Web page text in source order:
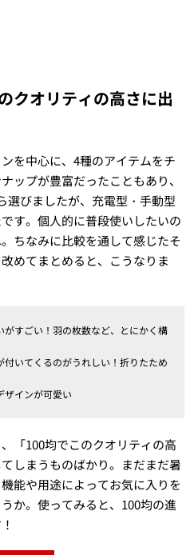
クオリティの高さに出
を中心に、4種のアイテムをチ
ップが豊富だったこともあり、
選びましたが、充電型・手動型
す。個人的に普段使いしたいの
ちなみに比較を通して感じたそ
めてまとめると、こうなりま
すごい！羽の枚数など、とにかく構
いてくるのがうれしい！折りたため
ザインが可愛い
「100均でこのクオリティの高
しまうものばかり。まだまだ暑
能や用途によってお気に入りを
か。使ってみると、100均の進